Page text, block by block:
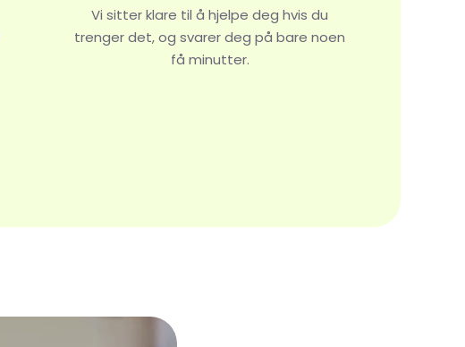
Vi sitter klare til å hjelpe deg hvis du
trenger det, og svarer deg på bare noen
få minutter.